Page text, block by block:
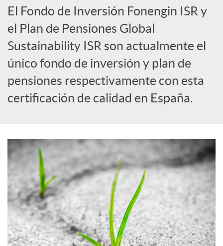
c
i
a
e
s
El Fondo de Inversión Fonengin ISR y
el Plan de Pensiones Global
Sustainability ISR son actualmente el
único fondo de inversión y plan de
pensiones respectivamente con esta
certificación de calidad en España.